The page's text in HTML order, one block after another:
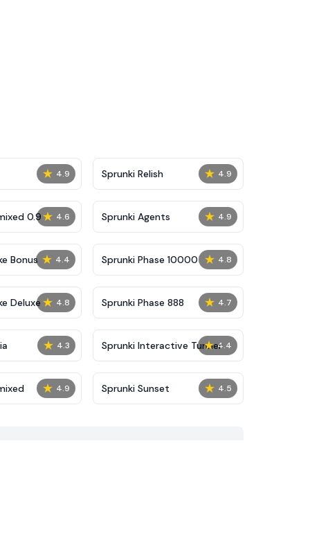
★ 4.9 ★ 4.9
Sprunki Relish
★ 4.6
0.9 ★ 4.9
Sprunki Agents
★ 4.4
Bonus ★ 4.8
Sprunki Phase 10000
★ 4.8
Deluxe ★ 4.7
Sprunki Phase 888
★ 4.3 ★ 4.4
Sprunki Interactive Tunner
★ 4.9 ★ 4.5
Sprunki Sunset